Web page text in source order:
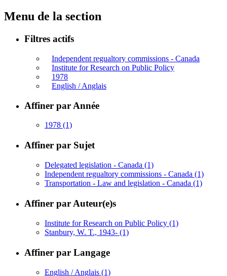
Menu de la section
Filtres actifs
Independent regualtory commissions - Canada
Institute for Research on Public Policy
1978
English / Anglais
Affiner par Année
1978 (1)
Affiner par Sujet
Delegated legislation - Canada (1)
Independent regualtory commissions - Canada (1)
Transportation - Law and legislation - Canada (1)
Affiner par Auteur(e)s
Institute for Research on Public Policy (1)
Stanbury, W. T., 1943- (1)
Affiner par Langage
English / Anglais (1)